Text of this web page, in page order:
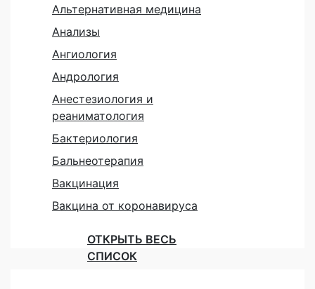
Альтернативная медицина
Анализы
Ангиология
Андрология
Анестезиология и
реаниматология
Бактериология
Бальнеотерапия
Вакцинация
Вакцина от коронавируса
ОТКРЫТЬ ВЕСЬ
СПИСОК